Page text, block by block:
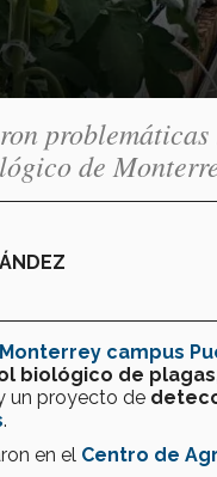
de
campus
biológico de
un proyecto de
.
en el Centro de